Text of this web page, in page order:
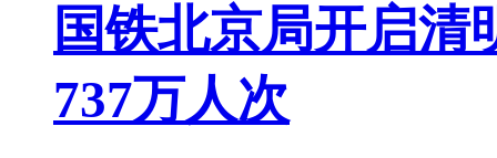
国铁北京局开启清
737万人次